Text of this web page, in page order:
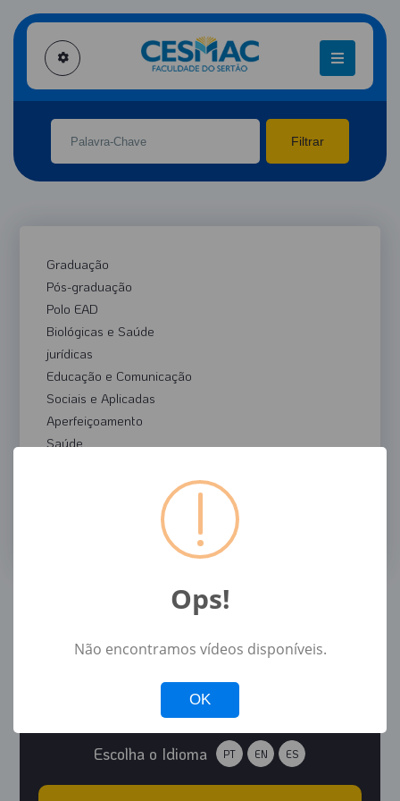
CANAL CESMAC TV
INÍCIO CANAL CESMAC TV
Filtrar
Graduação
Pós-graduação
Polo EAD
Biológicas e Saúde
jurídicas
Educação e Comunicação
Sociais e Aplicadas
Aperfeiçoamento
Saúde
Escolha o Idioma PT EN ES
Ops!
Não encontramos vídeos disponíveis.
OK